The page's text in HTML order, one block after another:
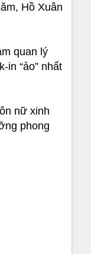
Hồ Xuân
quan lý
in “ảo” nhất
nữ xinh
phong